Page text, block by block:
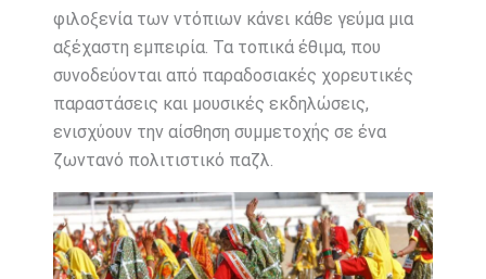
φιλοξενία των ντόπιων κάνει κάθε γεύμα μια
αξέχαστη εμπειρία. Τα τοπικά έθιμα, που
συνοδεύονται από παραδοσιακές χορευτικές
παραστάσεις και μουσικές εκδηλώσεις,
ενισχύουν την αίσθηση συμμετοχής σε ένα
ζωντανό πολιτιστικό παζλ.